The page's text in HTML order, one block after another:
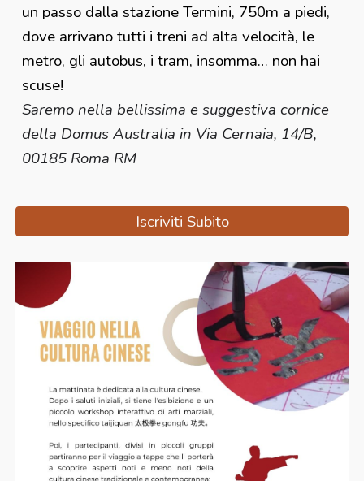
un passo dalla stazione Termini, 750m a piedi,
dove arrivano tutti i treni ad alta velocità, le
metro, gli autobus, i tram, insomma… non hai
scuse!
Saremo nella bellissima e suggestiva cornice
della Domus Australia in Via Cernaia, 14/B,
00185 Roma RM
Iscriviti Subito